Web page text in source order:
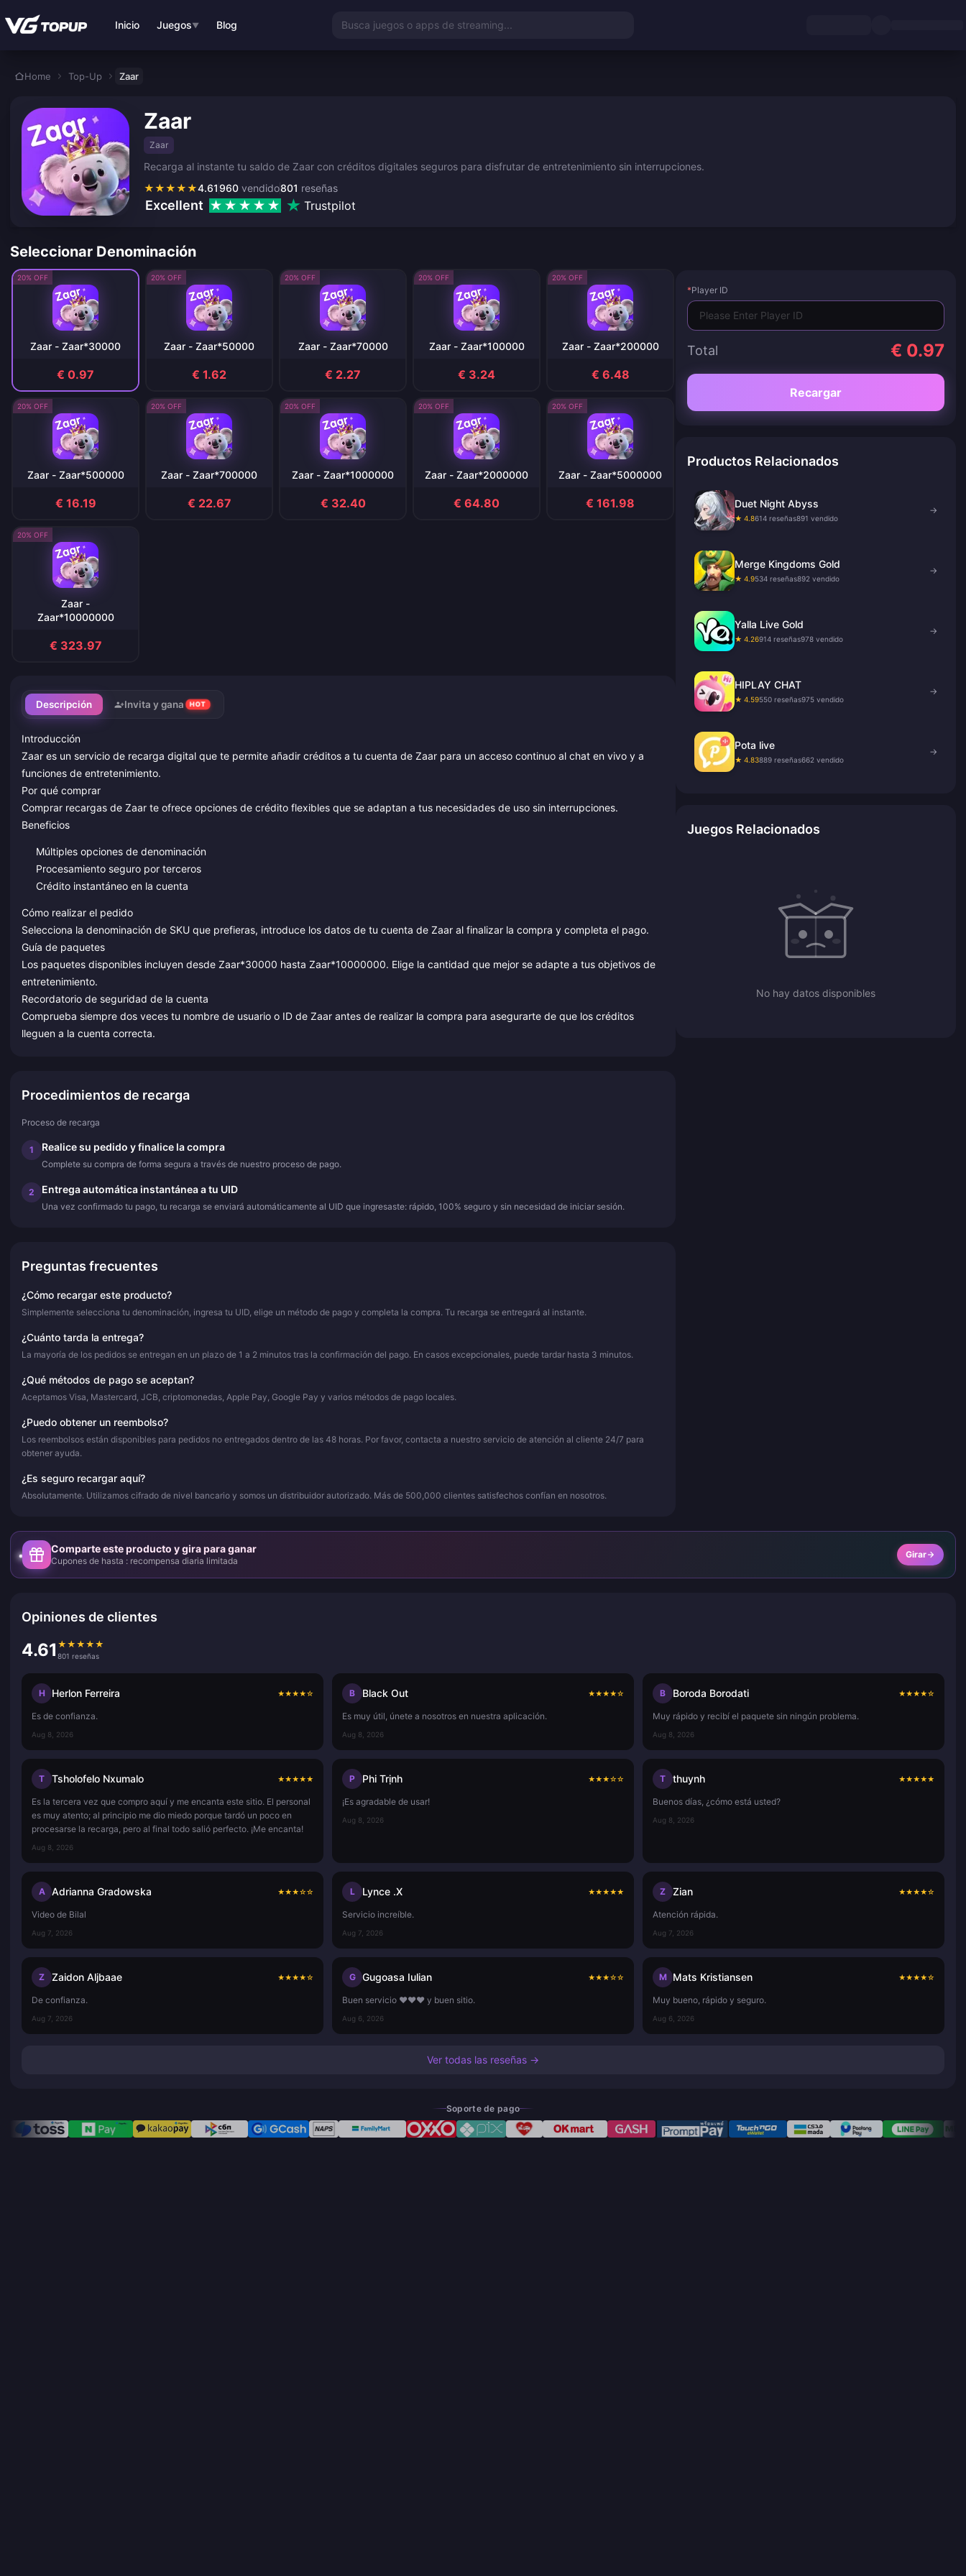
Inicio Juegos▼ Blog Busca juegos o apps de streaming...
Home Top-Up Zaar
Zaar
Zaar
Recarga al instante tu saldo de Zaar con créditos digitales seguros para disfrutar de entretenimiento sin interrupciones.
★★★★★4.61 801 reseñas
960 vendido
Excellent Trustpilot
Seleccionar Denominación
20% OFF
Zaar - Zaar*30000
€ 0.97
20% OFF
Zaar - Zaar*50000
€ 1.62
20% OFF
Zaar - Zaar*70000
€ 2.27
20% OFF
Zaar - Zaar*100000
€ 3.24
20% OFF
Zaar - Zaar*200000
€ 6.48
20% OFF
Zaar - Zaar*500000
€ 16.19
20% OFF
Zaar - Zaar*700000
€ 22.67
20% OFF
Zaar - Zaar*1000000
€ 32.40
20% OFF
Zaar - Zaar*2000000
€ 64.80
20% OFF
Zaar - Zaar*5000000
€ 161.98
20% OFF
Zaar -
Zaar*10000000
€ 323.97
Descripción Invita y gana HOT
Introducción
Zaar es un servicio de recarga digital que te permite añadir créditos a tu cuenta de Zaar para un acceso continuo al chat en vivo y a
funciones de entretenimiento.
Por qué comprar
Comprar recargas de Zaar te ofrece opciones de crédito flexibles que se adaptan a tus necesidades de uso sin interrupciones.
Beneficios
Múltiples opciones de denominación
Procesamiento seguro por terceros
Crédito instantáneo en la cuenta
Cómo realizar el pedido
Selecciona la denominación de SKU que prefieras, introduce los datos de tu cuenta de Zaar al finalizar la compra y completa el pago.
Guía de paquetes
Los paquetes disponibles incluyen desde Zaar*30000 hasta Zaar*10000000. Elige la cantidad que mejor se adapte a tus objetivos de
entretenimiento.
Recordatorio de seguridad de la cuenta
Comprueba siempre dos veces tu nombre de usuario o ID de Zaar antes de realizar la compra para asegurarte de que los créditos
lleguen a la cuenta correcta.
Procedimientos de recarga
Proceso de recarga
1 Realice su pedido y finalice la compra
Complete su compra de forma segura a través de nuestro proceso de pago.
2 Entrega automática instantánea a tu UID
Una vez confirmado tu pago, tu recarga se enviará automáticamente al UID que ingresaste: rápido, 100% seguro y sin necesidad de iniciar sesión.
Preguntas frecuentes
¿Cómo recargar este producto?
Simplemente selecciona tu denominación, ingresa tu UID, elige un método de pago y completa la compra. Tu recarga se entregará al instante.
¿Cuánto tarda la entrega?
La mayoría de los pedidos se entregan en un plazo de 1 a 2 minutos tras la confirmación del pago. En casos excepcionales, puede tardar hasta 3 minutos.
¿Qué métodos de pago se aceptan?
Aceptamos Visa, Mastercard, JCB, criptomonedas, Apple Pay, Google Pay y varios métodos de pago locales.
¿Puedo obtener un reembolso?
Los reembolsos están disponibles para pedidos no entregados dentro de las 48 horas. Por favor, contacta a nuestro servicio de atención al cliente 24/7 para
obtener ayuda.
¿Es seguro recargar aquí?
Absolutamente. Utilizamos cifrado de nivel bancario y somos un distribuidor autorizado. Más de 500,000 clientes satisfechos confían en nosotros.
*Player ID
Total € 0.97
Recargar
Productos Relacionados
Duet Night Abyss
★ 4.8614 reseñas891 vendido
→
Merge Kingdoms Gold
★ 4.9534 reseñas892 vendido
→
Yalla Live Gold
★ 4.26914 reseñas978 vendido
→
HIPLAY CHAT
★ 4.59550 reseñas975 vendido
→
Pota live
★ 4.83889 reseñas662 vendido
→
Juegos Relacionados
No hay datos disponibles
Comparte este producto y gira para ganar
Cupones de hasta : recompensa diaria limitada
Girar
Opiniones de clientes
4.61 ★ ★ ★ ★ ★
801 reseñas
H Herlon Ferreira ★★★★☆
Es de confianza.
Aug 8, 2026
B Black Out ★★★★☆
Es muy útil, únete a nosotros en nuestra aplicación.
Aug 8, 2026
B Boroda Borodati ★★★★☆
Muy rápido y recibí el paquete sin ningún problema.
Aug 8, 2026
T Tsholofelo Nxumalo ★★★★★
Es la tercera vez que compro aquí y me encanta este sitio. El personal
es muy atento; al principio me dio miedo porque tardó un poco en
procesarse la recarga, pero al final todo salió perfecto. ¡Me encanta!
Aug 8, 2026
P Phi Trịnh ★★★☆☆
¡Es agradable de usar!
Aug 8, 2026
T thuynh ★★★★★
Buenos días, ¿cómo está usted?
Aug 8, 2026
A Adrianna Gradowska ★★★☆☆
Video de Bilal
Aug 7, 2026
L Lynce .X ★★★★★
Servicio increíble.
Aug 7, 2026
Z Zian ★★★★☆
Atención rápida.
Aug 7, 2026
Z Zaidon Aljbaae ★★★★☆
De confianza.
Aug 7, 2026
G Gugoasa Iulian ★★★☆☆
Buen servicio ❤️❤️❤️ y buen sitio.
Aug 6, 2026
M Mats Kristiansen ★★★★☆
Muy bueno, rápido y seguro.
Aug 6, 2026
Ver todas las reseñas →
Soporte de pago